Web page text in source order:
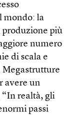
mondo: la
produzione più
numero
di scala e
Megastrutture
avere un
“In realtà, gli
passi